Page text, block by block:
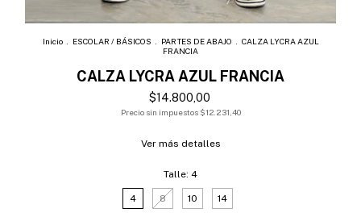
Inicio ESCOLAR / BÁSICOS PARTES DE ABAJO
CALZA LYCRA AZUL
FRANCIA
CALZA LYCRA AZUL FRANCIA
$14.800,00
Precio sin impuestos $12.231,40
Ver más detalles
Talle: 4
4 8 10 14